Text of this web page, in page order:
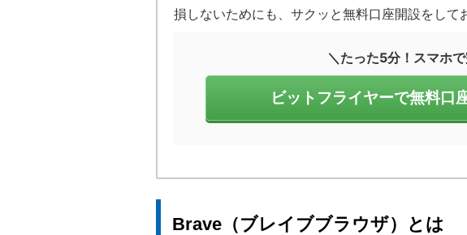
損しないためにも、サクッと無料口座開設をして
＼たった5分！スマホ
ビットフライヤーで無料口
Brave（ブレイブブラウザ）とは